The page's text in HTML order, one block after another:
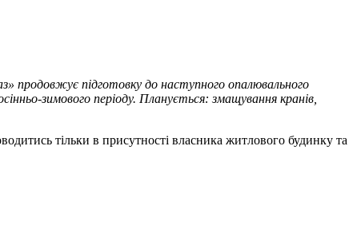
продовжує підготовку до наступного опалювального
зимового періоду. Планується: змащування кранів,
тільки в присутності власника житлового будинку та